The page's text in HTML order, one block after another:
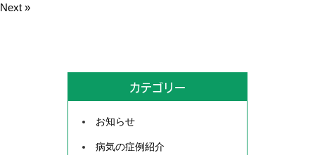
Next »
カテゴリー
お知らせ
病気の症例紹介